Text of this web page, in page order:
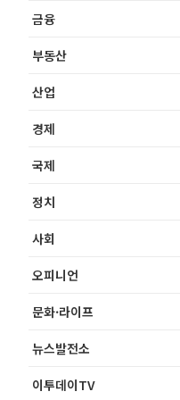
금융
부동산
산업
경제
국제
정치
사회
오피니언
문화·라이프
뉴스발전소
이투데이TV